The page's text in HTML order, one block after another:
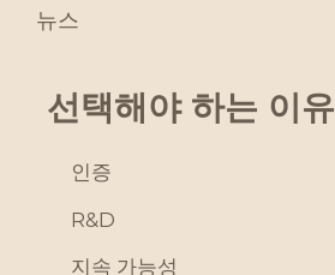
뉴스
선택해야 하는 이유
인증
R&D
지속 가능성